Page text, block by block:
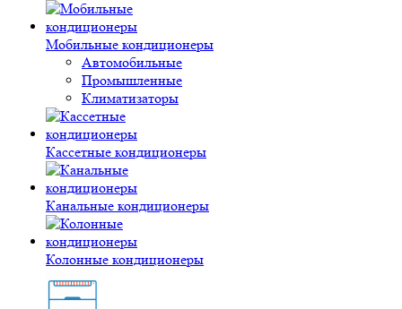
Мобильные кондиционеры
Автомобильные
Промышленные
Климатизаторы
Кассетные кондиционеры
Канальные кондиционеры
Колонные кондиционеры